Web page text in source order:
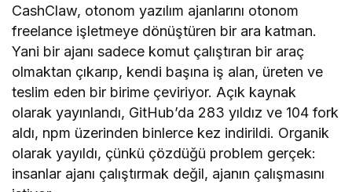
CashClaw, otonom yazılım ajanlarını otonom
freelance işletmeye dönüştüren bir ara katman.
Yani bir ajanı sadece komut çalıştıran bir araç
olmaktan çıkarıp, kendi başına iş alan, üreten ve
teslim eden bir birime çeviriyor. Açık kaynak
olarak yayınlandı, GitHub’da 283 yıldız ve 104 fork
aldı, npm üzerinden binlerce kez indirildi. Organik
olarak yayıldı, çünkü çözdüğü problem gerçek:
insanlar ajanı çalıştırmak değil, ajanın çalışmasını